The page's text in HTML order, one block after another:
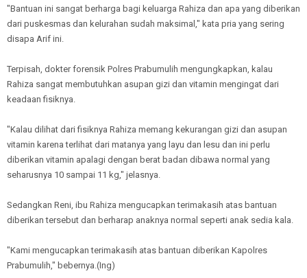
"Bantuan ini sangat berharga bagi keluarga Rahiza dan apa yang diberikan
dari puskesmas dan kelurahan sudah maksimal," kata pria yang sering
disapa Arif ini.
Terpisah, dokter forensik Polres Prabumulih mengungkapkan, kalau
Rahiza sangat membutuhkan asupan gizi dan vitamin mengingat dari
keadaan fisiknya.
"Kalau dilihat dari fisiknya Rahiza memang kekurangan gizi dan asupan
vitamin karena terlihat dari matanya yang layu dan lesu dan ini perlu
diberikan vitamin apalagi dengan berat badan dibawa normal yang
seharusnya 10 sampai 11 kg," jelasnya.
Sedangkan Reni, ibu Rahiza mengucapkan terimakasih atas bantuan
diberikan tersebut dan berharap anaknya normal seperti anak sedia kala.
"Kami mengucapkan terimakasih atas bantuan diberikan Kapolres
Prabumulih," bebernya.(Ing)